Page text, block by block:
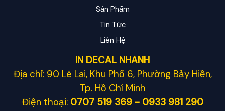
Sản Phẩm
Tin Tức
Liên Hệ
IN DECAL NHANH
Địa chỉ: 90 Lê Lai, Khu Phố 6, Phường Bảy Hiền,
Tp. Hồ Chí Minh
Điện thoại: 0707 519 369 - 0933 981 290